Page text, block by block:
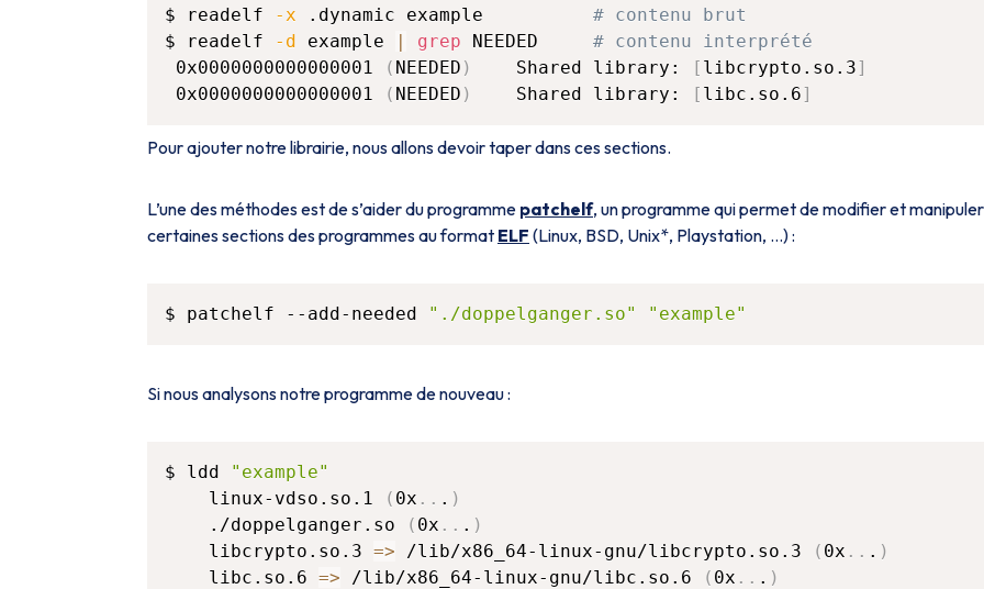
$ readelf
-x .dynamic example # contenu brut
$ readelf
-d example | grep NEEDED # contenu interprété
0x0000000000000001
( NEEDED )
    Shared library:
[ libcrypto.so.3]
0x0000000000000001
( NEEDED )
    Shared library:
[ libc.so.6]
Pour ajouter notre librairie, nous allons devoir taper dans ces sections.
L’une des méthodes est de s’aider du programme patchelf, un programme qui permet de modifier et manipuler
certaines sections des programmes au format ELF (Linux, BSD, Unix*, Playstation, …) :
$ patchelf --add-needed "./doppelganger.so" "example"
Si nous analysons notre programme de nouveau :
$ ldd
"example"
    linux-vdso.so.1
( 0x .. . )
    ./doppelganger.so
( 0x .. . )
    libcrypto.so.3
=> /lib/x86_64-linux-gnu/libcrypto.so.3 ( 0x .. . )
    libc.so.6
=> /lib/x86_64-linux-gnu/libc.so.6 ( 0x .. . )